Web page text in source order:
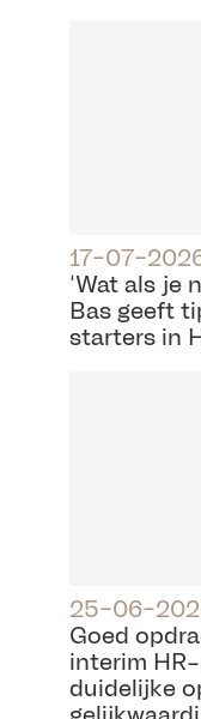
17-07-
‘Wat als je
Bas geeft
starters in
25-06-
Goed
interim
duidelijke